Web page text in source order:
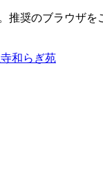
推奨のブラウザを
和らぎ苑